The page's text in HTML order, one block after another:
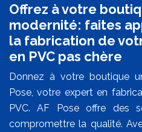
Offrez à votre
modernité: faites
la fabrication de
en PVC pas chère
Donnez à votre boutique
Pose, votre expert en
PVC. AF Pose offre des
compromettre la qualité.